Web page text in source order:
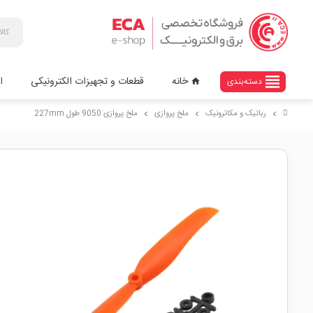
view_headline دسته‌بندی home خانه قطعات و تجهیزات الکترونیکی
chevron_right رباتیک و مکاترونیک chevron_right ملخ پروازی chevron_right ملخ پروازی 9050 طول 227mm